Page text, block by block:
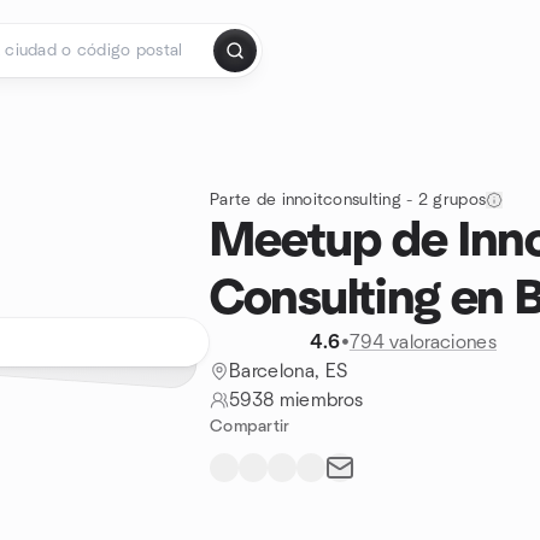
Parte de innoitconsulting - 2 grupos
Meetup de
Consulting en
4.6•794 valoraciones
Barcelona, ES
5938 miembros
Compartir